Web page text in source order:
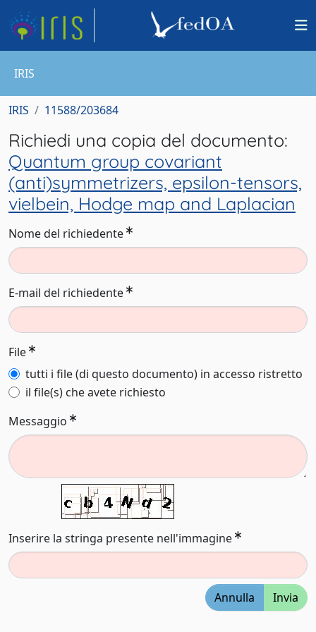
IRIS
IRIS 11588/203684
Richiedi una copia del documento:
Quantum group covariant
(anti)symmetrizers, epsilon-tensors,
vielbein, Hodge map and Laplacian
Nome del richiedente
E-mail del richiedente
File
tutti i file (di questo documento) in accesso ristretto
il file(s) che avete richiesto
Messaggio
Inserire la stringa presente nell'immagine
Annulla Invia